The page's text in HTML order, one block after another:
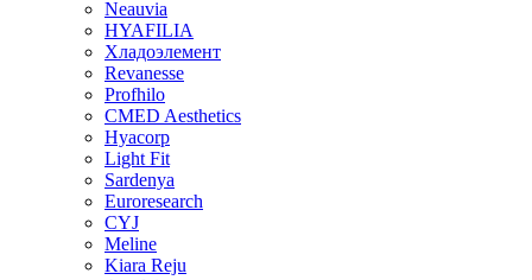
Neauvia
HYAFILIA
Хладоэлемент
Revanesse
Profhilo
CMED Aesthetics
Hyacorp
Light Fit
Sardenya
Euroresearch
CYJ
Meline
Kiara Reju